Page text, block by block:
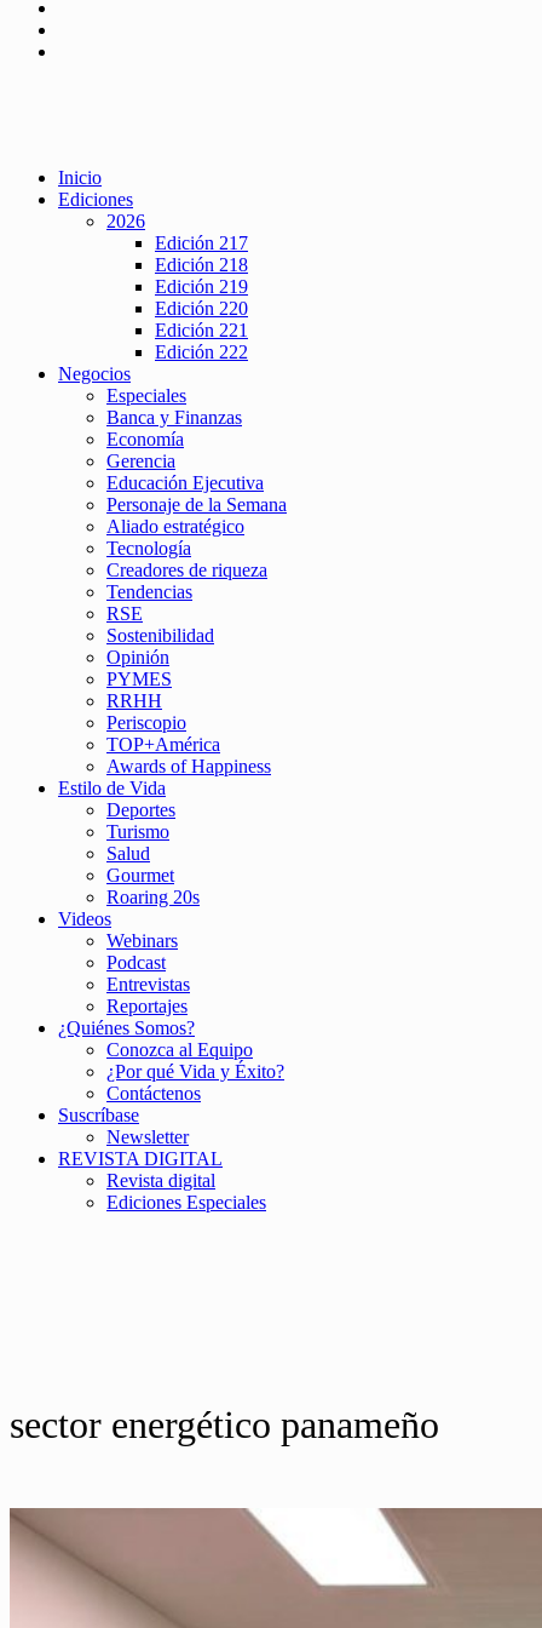
Inicio
Ediciones
2026
Edición 217
Edición 218
Edición 219
Edición 220
Edición 221
Edición 222
Negocios
Especiales
Banca y Finanzas
Economía
Gerencia
Educación Ejecutiva
Personaje de la Semana
Aliado estratégico
Tecnología
Creadores de riqueza
Tendencias
RSE
Sostenibilidad
Opinión
PYMES
RRHH
Periscopio
TOP+América
Awards of Happiness
Estilo de Vida
Deportes
Turismo
Salud
Gourmet
Roaring 20s
Videos
Webinars
Podcast
Entrevistas
Reportajes
¿Quiénes Somos?
Conozca al Equipo
¿Por qué Vida y Éxito?
Contáctenos
Suscríbase
Newsletter
REVISTA DIGITAL
Revista digital
Ediciones Especiales
sector energético panameño